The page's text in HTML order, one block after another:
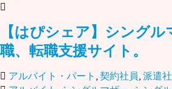
【はぴシェア】シング
職、転職支援サイト。
アルバイト・パート , 契約社員, 派遣